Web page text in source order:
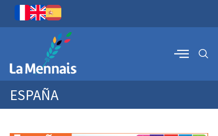
ESPAÑA